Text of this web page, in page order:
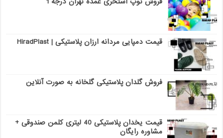
قیمت دمپایی مردانه ارزان پلاستیکی | HiradPlast
فروش گلدان پلاستیکی گلخانه به صورت آنلاین
قیمت یخدان پلاستیکی 40 لیتری کلمن صندوقی +
مشاوره رایگان